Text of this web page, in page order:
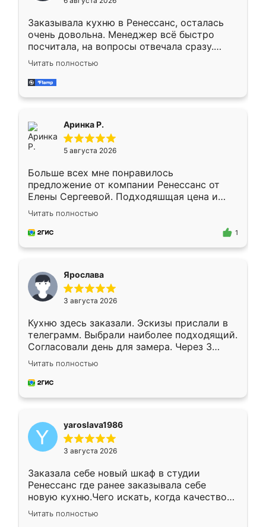
мебели буду заказывать только здесь.
Заказывала кухню в Ренессанс, осталась
очень довольна. Менеджер всё быстро
посчитала, на вопросы отвечала сразу.
Замерщик приехал в субботу, подошёл к
делу со всей ответственностью. Собрали
за день, ребята работали аккуратно, даже
Читать полностью
Аринка Р.
5 августа 2026
Больше всех мне понравилось
предложение от компании Ренессанс от
Елены Сергеевой. Подходяшщая цена и
короткие сроки изготовления. Приехавший
для замера сотрудник Владислав
предложил по моему эскизу самый
Читать полностью
1
Ярослава
3 августа 2026
Кухню здесь заказали. Эскизы прислали в
телеграмм. Выбрали наиболее подходящий.
Согласовали день для замера. Через 3
недели кухня была уже готова. Остались
довольны работой. Спасибо Ренессанс
мебель за качественную работу!
Читать полностью
yaroslava1986
3 августа 2026
Заказала себе новый шкаф в студии
Ренессанс где ранее заказывала себе
новую кухню.Чего искать, когда качеством
вполне довольна. Служит кухня уже почти
два года, нареканий нет.
Читать полностью